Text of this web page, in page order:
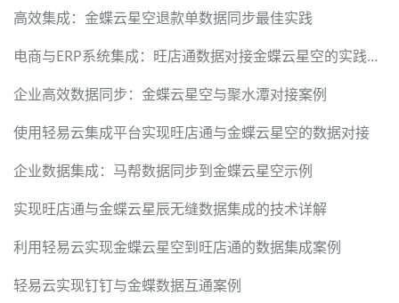
高效集成：金蝶云星空退款单数据同步最佳实践
电商与ERP系统集成：旺店通数据对接金蝶云星空的实践案例
企业高效数据同步：金蝶云星空与聚水潭对接案例
使用轻易云集成平台实现旺店通与金蝶云星空的数据对接
企业数据集成：马帮数据同步到金蝶云星空示例
实现旺店通与金蝶云星辰无缝数据集成的技术详解
利用轻易云实现金蝶云星空到旺店通的数据集成案例
轻易云实现钉钉与金蝶数据互通案例